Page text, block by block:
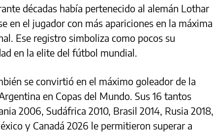
décadas había pertenecido al alemán Lothar
en el jugador con más apariciones en la máxima
Ese registro simboliza como pocos su
en la elite del fútbol mundial.
se convirtió en el máximo goleador de la
en Copas del Mundo. Sus 16 tantos
2006, Sudáfrica 2010, Brasil 2014, Rusia 2018,
y Canadá 2026 le permitieron superar a